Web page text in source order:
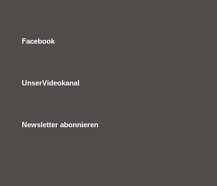
Facebook
UnserVideokanal
Newsletter abonnieren